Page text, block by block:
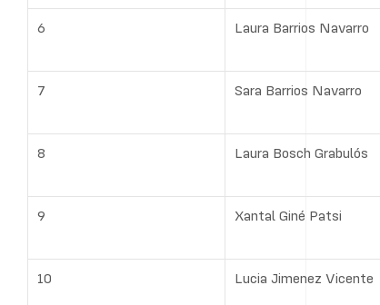
6 Laura Barrios Navarro
7 Sara Barrios Navarro
8 Laura Bosch Grabulós
9 Xantal Giné Patsi
10 Lucia Jimenez Vicente